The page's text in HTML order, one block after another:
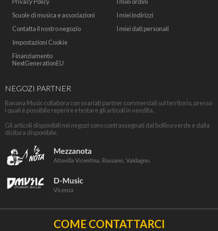
Privacy Policy
Scuole di musica e associazioni
Contatta il nostro negozio
Impostazioni Cookie
Finanziamento
NextGenerationEU
I miei ordini
I miei indirizzi
I miei dati personali
NEGOZI PARTNER
Banana Music collabora con svariati partner commerciali sul territorio, presso
i quali è possibile reperire e testare gli articoli in vendita.
Gli articoli disponibili nei negozi sono contrassegnati dal bollino verde e dalla
dicitura disponibile.
COME CONTATTARCI